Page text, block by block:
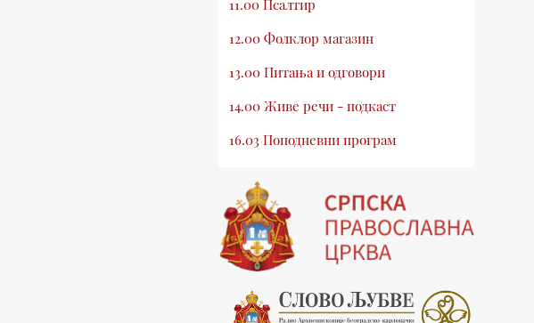
11.00 Псалтир
12.00 Фолклор магазин
13.00 Питања и одговори
14.00 Живе речи - подкаст
16.03 Поподневни програм
19.03 Млади у Цркви
19.30 Вечерње молитве
20.00 Вести из Цркве
20.15 Реч архијереја